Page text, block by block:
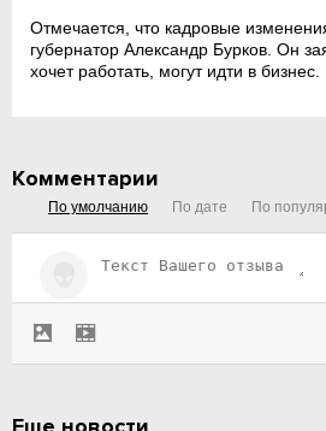
Отмечается, что кадровые
губернатор Александр Бурков. Он
хочет работать, могут идти в бизнес.
Комментарии
По умолчанию По дате По